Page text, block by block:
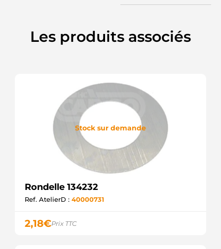
Les produits associés
Stock sur demande
Rondelle 134232
Ref. AtelierD : 40000731
2,18€Prix TTC